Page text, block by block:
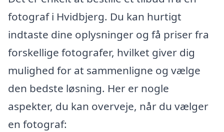
fotograf i Hvidbjerg. Du kan hurtigt
indtaste dine oplysninger og få priser fra
forskellige fotografer, hvilket giver dig
mulighed for at sammenligne og vælge
den bedste løsning. Her er nogle
aspekter, du kan overveje, når du vælger
en fotograf: